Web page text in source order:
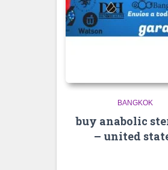
BANGKOK
buy anabolic
– united